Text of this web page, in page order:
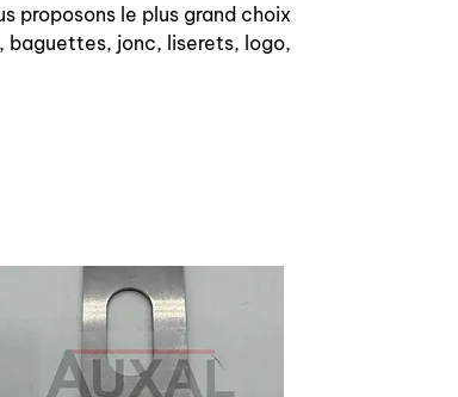
proposons le plus grand choix
baguettes, jonc, liserets, logo,